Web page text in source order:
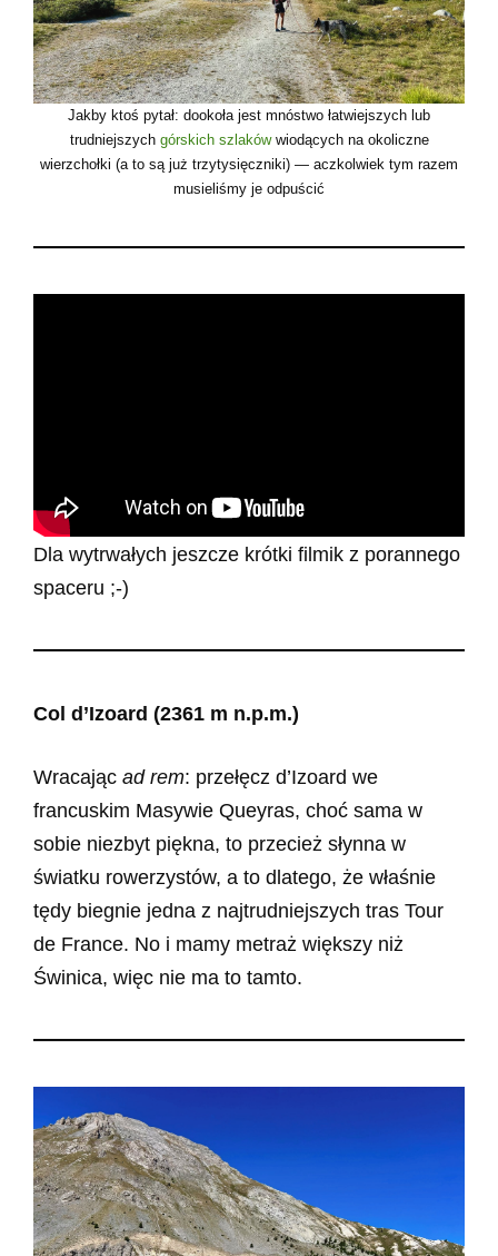
Jakby ktoś pytał: dookoła jest mnóstwo łatwiejszych lub
trudniejszych górskich szlakówwiodących na okoliczne
wierzchołki (a to są już trzytysięczniki) — aczkolwiek tym razem
musieliśmy je odpuścić
Dla wytrwałych jeszcze krótki filmik z porannego
spaceru ;-)
Col d’Izoard (2361 m n.p.m.)
Wracając ad rem: przełęcz d’Izoard we
francuskim Masywie Queyras, choć sama w
sobie niezbyt piękna, to przecież słynna w
światku rowerzystów, a to dlatego, że właśnie
tędy biegnie jedna z najtrudniejszych tras Tour
de France. No i mamy metraż większy niż
Świnica, więc nie ma to tamto.